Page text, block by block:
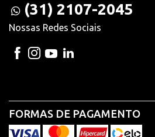
(31) 2107-2045
Nossas Redes Sociais
FORMAS DE PAGAMENTO